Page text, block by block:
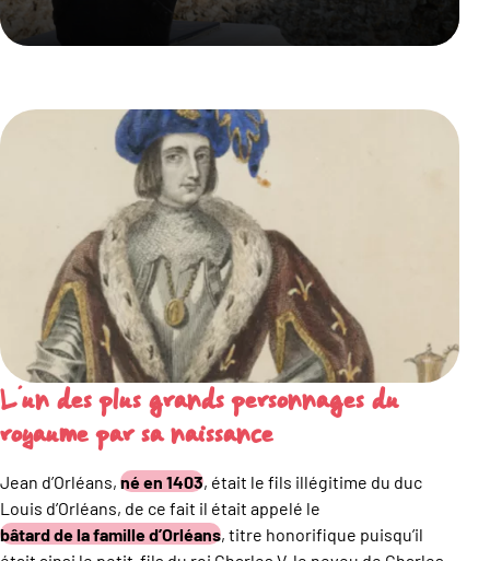
L’un des plus grands personnages du
royaume par sa naissance
Jean d’Orléans, né en 1403, était le fils illégitime du duc
Louis d’Orléans, de ce fait il était appelé le
bâtard de la famille d’Orléans, titre honorifique puisqu’il